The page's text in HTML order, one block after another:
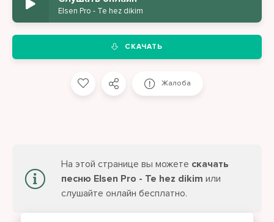
Elsen Pro - Te hez dikim
СКАЧАТЬ
Жалоба
На этой странице вы можете скачать
песню Elsen Pro - Te hez dikim или
слушайте онлайн бесплатно.